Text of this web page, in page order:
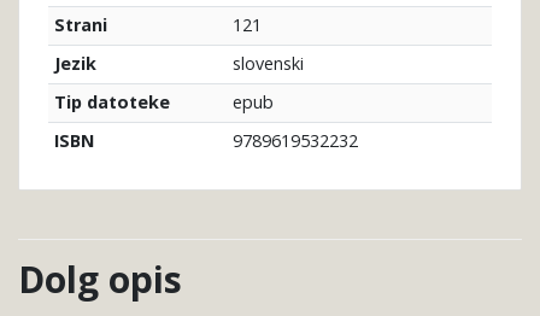
Strani
121
Jezik
slovenski
Tip datoteke
epub
ISBN
9789619532232
Dolg opis